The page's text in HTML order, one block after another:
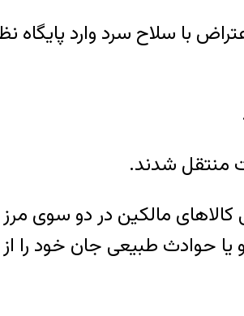
با سلاح سرد وارد پایگاه
منتقل شدند.
کالاهای مالکین در دو سوی
و یا حوادث طبیعی جان خود